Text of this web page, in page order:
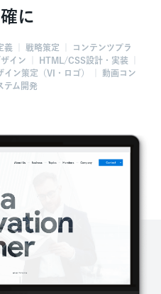
に
｜ 戦略策定 ｜ コンテンツプラ
イン ｜ HTML/CSS設計・実装 ｜
イン策定（VI・ロゴ） ｜ 動画コン
テム開発